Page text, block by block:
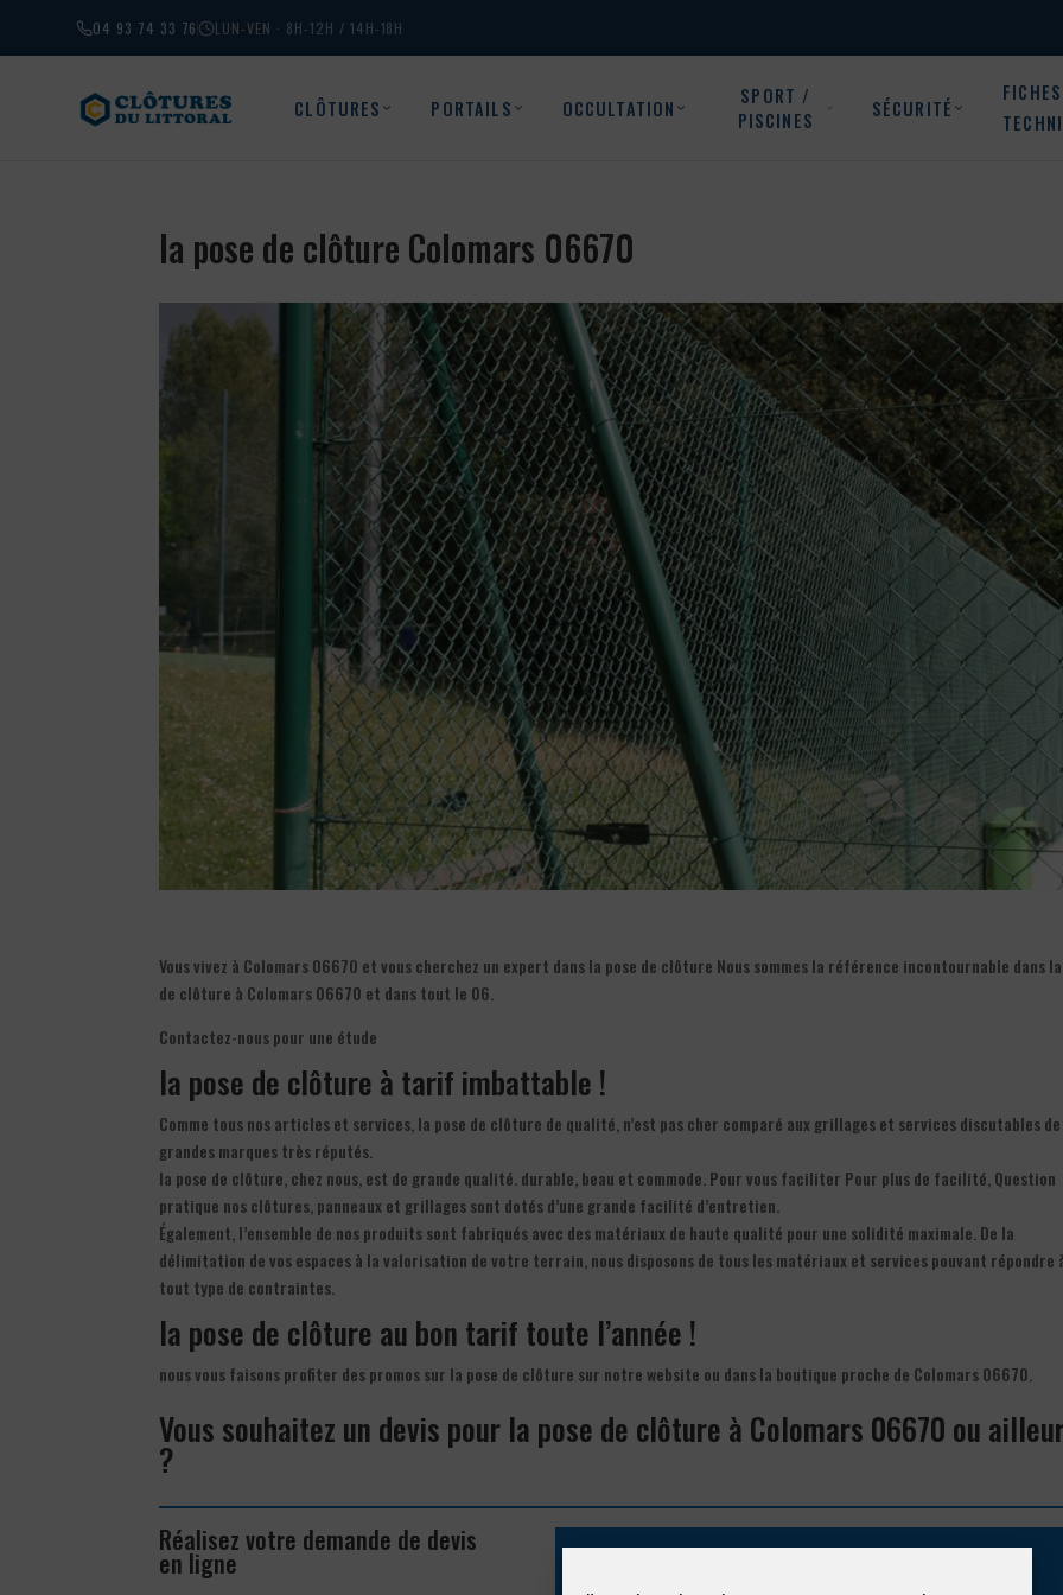
04 93 74 33 76 LUN-VEN · 8H-12H / 14H-18H
CLÔTURES PORTAILS OCCULTATION
SPORT /
PISCINES
SÉCURITÉ
FICHES
la pose de clôture Colomars 06670
Vous vivez à Colomars 06670 et vous cherchez un expert dans la pose de clôture Nous sommes la référence incontournable dans
de clôture à Colomars 06670 et dans tout le 06.
Contactez-nous pour une étude
la pose de clôture à tarif imbattable !
Comme tous nos articles et services, la pose de clôture de qualité, n’est pas cher comparé aux grillages et services discutables de
grandes marques très réputés.
la pose de clôture, chez nous, est de grande qualité. durable, beau et commode. Pour vous faciliter Pour plus de facilité, Question
pratique nos clôtures, panneaux et grillages sont dotés d’une grande facilité d’entretien.
Également, l’ensemble de nos produits sont fabriqués avec des matériaux de haute qualité pour une solidité maximale. De la
délimitation de vos espaces à la valorisation de votre terrain, nous disposons de tous les matériaux et services pouvant répondre
tout type de contraintes.
la pose de clôture au bon tarif toute l’année !
nous vous faisons profiter des promos sur la pose de clôture sur notre website ou dans la boutique proche de Colomars 06670.
Vous souhaitez un devis pour la pose de clôture à Colomars 06670 ou
?
Réalisez votre demande de devis
en ligne